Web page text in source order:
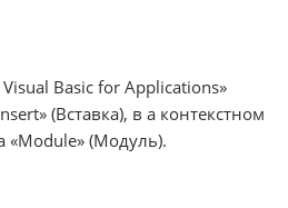
Basic for Applications»
(Вставка), в а контекстном
(Модуль).